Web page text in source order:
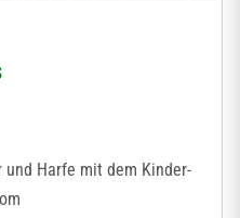
Harfe mit dem Kinder-